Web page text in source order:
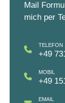
Mail
mich per
TELEFON
+49
MOBIL
+49
EMAIL